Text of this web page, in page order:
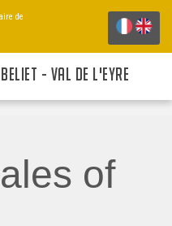
de
- VAL DE L'EYRE
of